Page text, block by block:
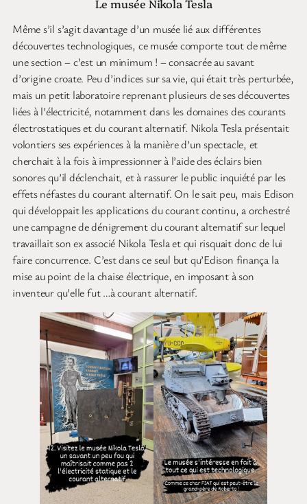
Le musée Nikola Tesla
Même s’il s’agit davantage d’un musée lié aux différentes
découvertes technologiques, ce musée comporte tout de même
une section – c’est un minimum ! – consacrée au savant
d’origine croate. Peu d’indices sur sa vie, qui était très perturbée,
mais un petit laboratoire reprenant plusieurs de ses découvertes
liées à l’électricité, notamment dans les domaines des courants
électrostatiques et du courant alternatif. Nikola Tesla présentait
volontiers ses expériences à la manière d’un spectacle, et
cherchait à la fois à impressionner à l’aide des éclairs bien
sonores qu’il déclenchait, et à rassurer le public inquiété par les
effets néfastes du courant alternatif. On le sait peu, mais Edison
qui développait les applications du courant continu, a orchestré
une campagne de dénigrement du courant alternatif sur lequel
travaillait son ex associé Nikola Tesla et qui risquait donc de lui
faire concurrence. C’est dans ce seul but qu’Edison finança la
mise au point de la chaise électrique, en imposant à son
inventeur qu’elle fut …à courant alternatif.